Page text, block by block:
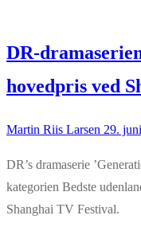
DR-
hovedpris ved
Martin Riis Larsen 29.
DR’s dramaserie
kategorien Bedste
Shanghai TV Festival.